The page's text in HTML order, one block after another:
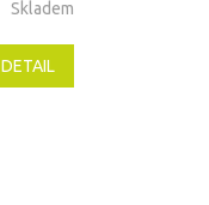
Skladem
DETAIL